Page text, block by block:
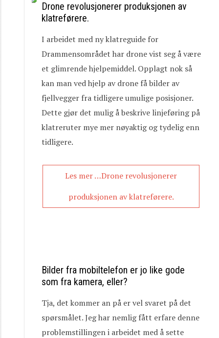
Drone revolusjonerer produksjonen av
klatreførere.
I arbeidet med ny klatreguide for
Drammensområdet har drone vist seg å være
et glimrende hjelpemiddel. Opplagt nok så
kan man ved hjelp av drone få bilder av
fjellvegger fra tidligere umulige posisjoner.
Dette gjør det mulig å beskrive linjeføring på
klatreruter mye mer nøyaktig og tydelig enn
tidligere.
Les mer …Drone revolusjonerer
produksjonen av klatreførere.
Bilder fra mobiltelefon er jo like gode
som fra kamera, eller?
Tja, det kommer an på er vel svaret på det
spørsmålet. Jeg har nemlig fått erfare denne
problemstillingen i arbeidet med å sette